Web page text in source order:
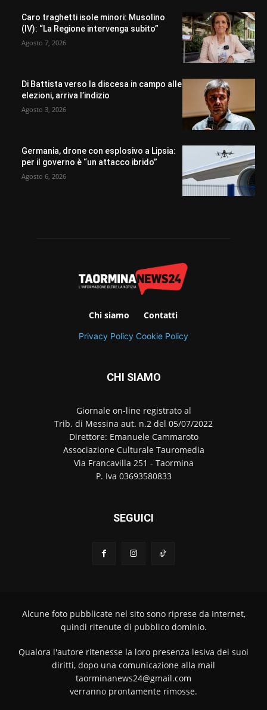
Caro traghetti isole minori: Musolino
(IV): “La Regione intervenga subito”
Agosto 7, 2026
Di Battista verso la discesa in campo alle
elezioni, arriva l’indizio
Agosto 3, 2026
Germania, drone con esplosivo a Lipsia:
per il governo è “un attacco ibrido”
Agosto 6, 2026
Chi siamo Contatti
Privacy Policy Cookie Policy
CHI SIAMO
Giornale on-line registrato al
Trib. di Messina aut. n.2 del 05/07/2022
Direttore: Emanuele Cammaroto
Associazione Culturale Tauromedia
Via Francavilla 251 - Taormina
P. Iva 03693580833
SEGUICI
Alcune foto pubblicate nel sito sono riprese da Internet,
quindi ritenute di pubblico dominio.
Qualora l'autore ritenesse la loro presenza lesiva dei suoi
diritti, dopo una comunicazione alla mail
taorminanews24@gmail.com
verranno prontamente rimosse.